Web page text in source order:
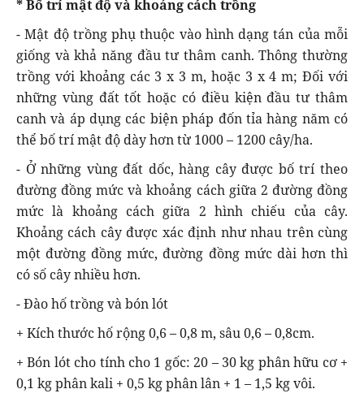
* Bố trí mật độ và khoảng cách trồng
- Mật độ trồng phụ thuộc vào hình dạng tán của mỗi
giống và khả năng đầu tư thâm canh. Thông thường
trồng với khoảng các 3 x 3 m, hoặc 3 x 4 m; Đối với
những vùng đất tốt hoặc có điều kiện đầu tư thâm
canh và áp dụng các biện pháp đốn tỉa hàng năm có
thể bố trí mật độ dày hơn từ 1000 – 1200 cây/ha.
- Ở những vùng đất dốc, hàng cây được bố trí theo
đường đồng mức và khoảng cách giữa 2 đường đồng
mức là khoảng cách giữa 2 hình chiếu của cây.
Khoảng cách cây được xác định như nhau trên cùng
một đường đồng mức, đường đồng mức dài hơn thì
có số cây nhiều hơn.
- Đào hố trồng và bón lót
+ Kích thước hố rộng 0,6 – 0,8 m, sâu 0,6 – 0,8cm.
+ Bón lót cho tính cho 1 gốc: 20 – 30 kg phân hữu cơ +
0,1 kg phân kali + 0,5 kg phân lân + 1 – 1,5 kg vôi.